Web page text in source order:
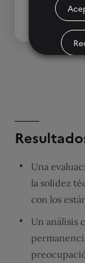
Una
la solidez
con los
Un análisis